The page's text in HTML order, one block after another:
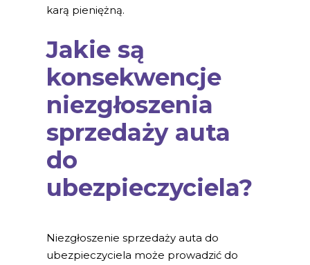
karą pieniężną.
Jakie są
konsekwencje
niezgłoszenia
sprzedaży auta
do
ubezpieczyciela?
Niezgłoszenie sprzedaży auta do
ubezpieczyciela może prowadzić do